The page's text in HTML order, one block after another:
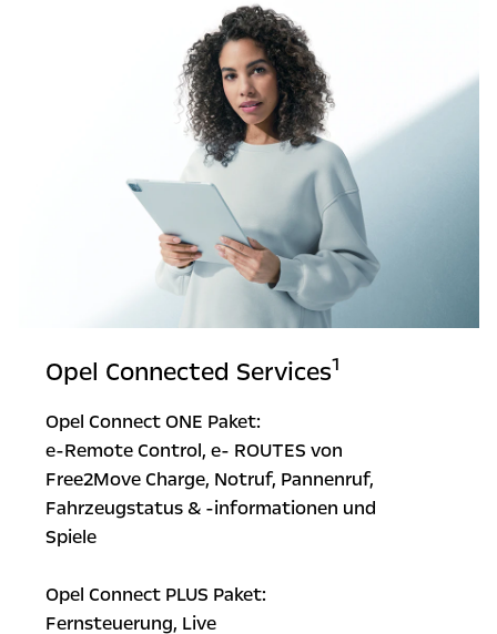
Opel Connected Services1
Opel Connect ONE Paket:
e-Remote Control, e- ROUTES von
Free2Move Charge, Notruf, Pannenruf,
Fahrzeugstatus & -informationen und
Spiele
Opel Connect PLUS Paket:
Fernsteuerung, Live